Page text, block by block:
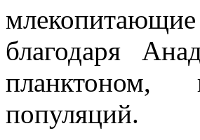
благодаря
планктоном,
популяций.